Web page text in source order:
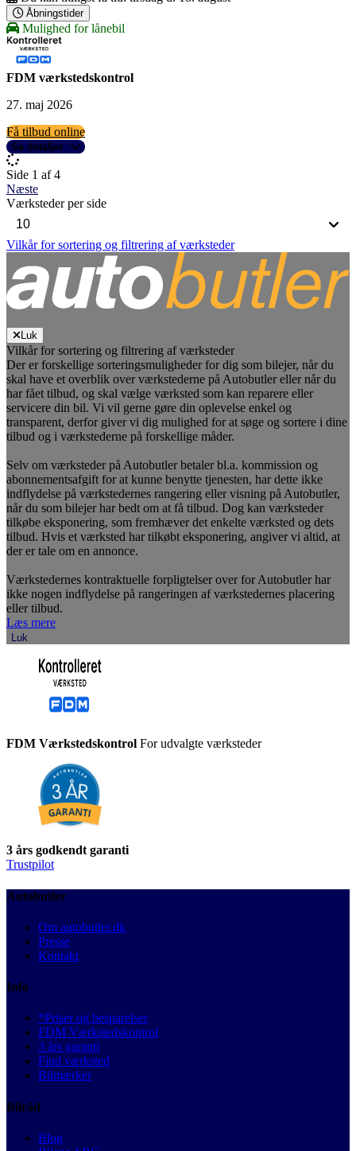
Åbningstider
Mulighed for lånebil
FDM værkstedskontrol
27. maj 2026
Få tilbud online
Se detaljer
Side 1 af 4
Næste
Værksteder per side
Vilkår for sortering og filtrering af værksteder
Luk
Vilkår for sortering og filtrering af værksteder
Der er forskellige sorteringsmuligheder for dig som bilejer, når du
skal have et overblik over værkstederne på Autobutler eller når du
har fået tilbud, og skal vælge værksted som kan reparere eller
servicere din bil. Vi vil gerne gøre din oplevelse enkel og
transparent, derfor giver vi dig mulighed for at søge og sortere i dine
tilbud og i værkstederne på forskellige måder.
Selv om værksteder på Autobutler betaler bl.a. kommission og
abonnementsafgift for at kunne benytte tjenesten, har dette ikke
indflydelse på værkstedernes rangering eller visning på Autobutler,
når du som bilejer har bedt om at få tilbud. Dog kan værksteder
tilkøbe eksponering, som fremhæver det enkelte værksted og dets
tilbud. Hvis et værksted har tilkøbt eksponering, angiver vi altid, at
der er tale om en annonce.
Værkstedernes kontraktuelle forpligtelser over for Autobutler har
ikke nogen indflydelse på rangeringen af værkstedernes placering
eller tilbud.
Læs mere
Luk
FDM Værkstedskontrol For udvalgte værksteder
3 års godkendt garanti
Trustpilot
Autobutler
Om autobutler.dk
Presse
Kontakt
Info
*Priser og besparelser
FDM Værkstedskontrol
3 års garanti
Find værksted
Bilmærker
Bilråd
Blog